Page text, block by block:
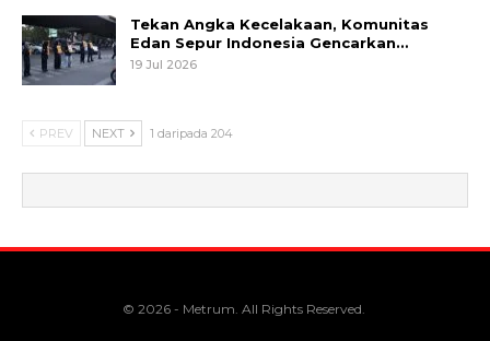
Tekan Angka Kecelakaan, Komunitas
Edan Sepur Indonesia Gencarkan…
19 Jul 2026
PREV NEXT 1 daripada 204
© 2026 - Metrum. All Rights Reserved.